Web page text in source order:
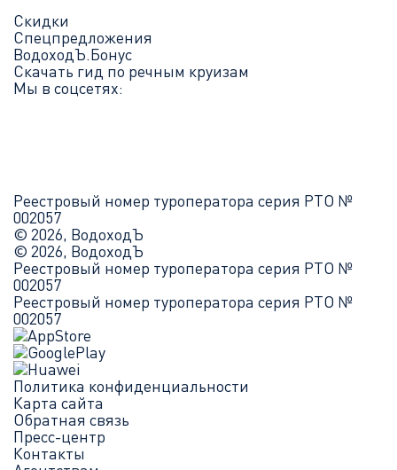
Скидки
Спецпредложения
ВодоходЪ.Бонус
Скачать гид по речным круизам
Мы в соцсетях:
Реестровый номер туроператора серия РТО №
002057
© 2026, ВодоходЪ
© 2026, ВодоходЪ
Реестровый номер туроператора серия РТО №
002057
Реестровый номер туроператора серия РТО №
002057
Политика конфиденциальности
Карта сайта
Обратная связь
Пресс-центр
Контакты